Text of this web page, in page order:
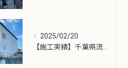
2025/02/20